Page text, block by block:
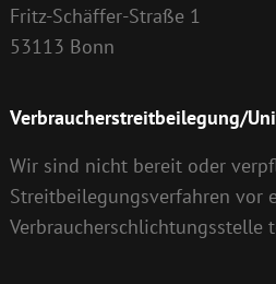
Fritz-Schäffer-Straße 1
53113 Bonn
Verbraucherstreitbeilegung/
Wir sind nicht bereit oder
Streitbeilegungsverfahren vor
Verbraucherschlichtungsstelle